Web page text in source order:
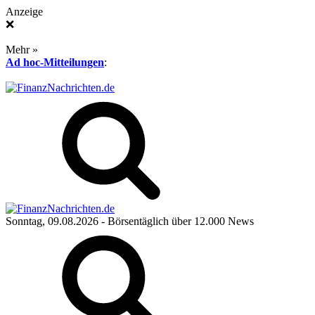
Anzeige
❌
Mehr »
Ad hoc-Mitteilungen:
Sonntag, 09.08.2026 - Börsentäglich über 12.000 News